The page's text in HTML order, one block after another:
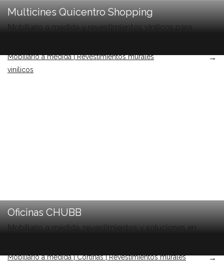
Multicines Quicentro Shopping
Mobiliario a medida y revestimientos vinílicos para
Mobiliario a medida | Revestimientos murales
vinílicos
→
Oficinas CHUBB
Mobiliario a medida, revestimientos y soluciones en
Mobiliario a medida | Cortinas | Revestimientos murales →